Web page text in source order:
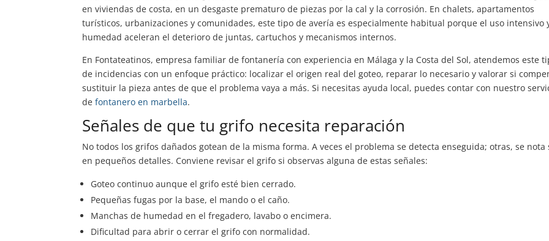
en viviendas de costa, en un desgaste prematuro de piezas por la cal y la corrosión. En chalets, apartamentos
turísticos, urbanizaciones y comunidades, este tipo de avería es especialmente habitual porque el uso intensivo
humedad aceleran el deterioro de juntas, cartuchos y mecanismos internos.
En Fontateatinos, empresa familiar de fontanería con experiencia en Málaga y la Costa del Sol, atendemos este
de incidencias con un enfoque práctico: localizar el origen real del goteo, reparar lo necesario y valorar si
sustituir la pieza antes de que el problema vaya a más. Si necesitas ayuda local, puedes contar con nuestro
defontanero en marbella.
Señales de que tu grifo necesita reparación
No todos los grifos dañados gotean de la misma forma. A veces el problema se detecta enseguida; otras, se nota
en pequeños detalles. Conviene revisar el grifo si observas alguna de estas señales:
Goteo continuo aunque el grifo esté bien cerrado.
Pequeñas fugas por la base, el mando o el caño.
Manchas de humedad en el fregadero, lavabo o encimera.
Dificultad para abrir o cerrar el grifo con normalidad.